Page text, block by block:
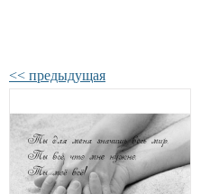
<< предыдущая